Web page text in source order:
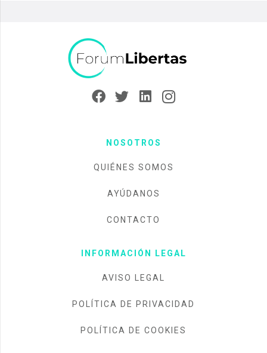
NOSOTROS
QUIÉNES SOMOS
AYÚDANOS
CONTACTO
INFORMACIÓN LEGAL
AVISO LEGAL
POLÍTICA DE PRIVACIDAD
POLÍTICA DE COOKIES